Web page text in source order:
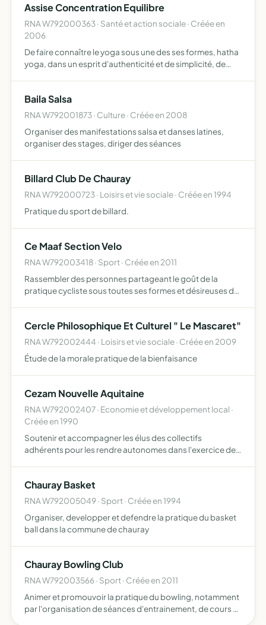
Assise Concentration Equilibre
RNA W792000363 · Santé et action sociale · Créée en
2006
De faire connaître le yoga sous une des ses formes, hatha
yoga, dans un esprit d'authenticité et de simplicité, de
Baila Salsa
RNA W792001873 · Culture · Créée en 2008
Organiser des manifestations salsa et danses latines,
organiser des stages, diriger des séances
Billard Club De Chauray
RNA W792000723 · Loisirs et vie sociale · Créée en 1994
Pratique du sport de billard.
Ce Maaf Section Velo
RNA W792003418 · Sport · Créée en 2011
Rassembler des personnes partageant le goût de la
pratique cycliste sous toutes ses formes et désireuses de
p…
Cercle Philosophique Et Culturel " Le Mascaret"
RNA W792002444 · Loisirs et vie sociale · Créée en 2009
Étude de la morale pratique de la bienfaisance
Cezam Nouvelle Aquitaine
RNA W792002407 · Economie et développement local ·
Créée en 1990
Soutenir et accompagner les élus des collectifs
adhérents pour les rendre autonomes dans l'exercice de
formation…
Chauray Basket
RNA W792005049 · Sport · Créée en 1994
Organiser, developper et defendre la pratique du basket
ball dans la commune de chauray
Chauray Bowling Club
RNA W792003566 · Sport · Créée en 2011
Animer et promouvoir la pratique du bowling, notamment
par l'organisation de séances d'entrainement, de cours et